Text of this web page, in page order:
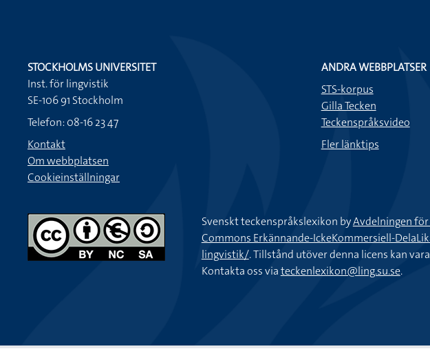
STOCKHOLMS UNIVERSITET
Inst. för lingvistik
SE-106 91 Stockholm
Telefon: 08-16 23 47
Kontakt
Om webbplatsen
Cookieinställningar
ANDRA WEBBPLATSER
STS-korpus
Gilla Tecken
Teckenspråksvideo
Fler länktips
Svenskt teckenspråkslexikon byAvdelningen
Commons Erkännande-IckeKommersiell-
lingvistik/. Tillstånd utöver denna licens kan
Kontakta oss viateckenlexikon@ling.su.se.